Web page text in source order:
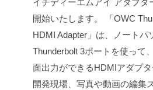
イチディーエムアイ アダプタ
開始いたします。
「OWC
HDMI Adapter」は、ノートパ
Thunderbolt 3ポートを使って
面出力ができるHDMIアダプ
開発現場、写真や動画の編集